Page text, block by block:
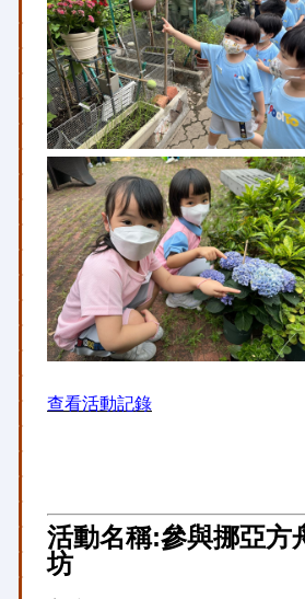
查看活動記錄
活動名稱:參與挪亞方
坊